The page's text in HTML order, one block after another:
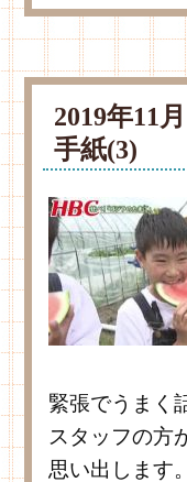
2019年
手紙(3)
緊張でうまく
スタッフの方
思い出します